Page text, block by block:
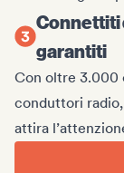
Connettiti
garantiti
Con oltre 3.000
conduttori
attira